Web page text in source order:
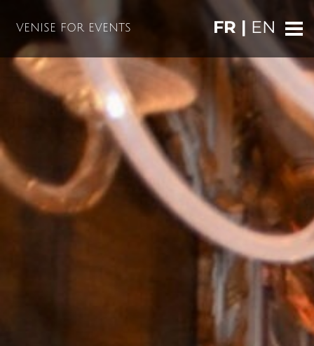
VENISE FOR EVENTS FR | EN